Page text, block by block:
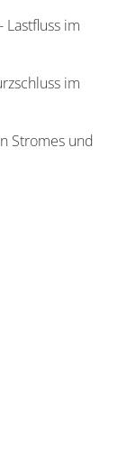
im
im
Stromes und